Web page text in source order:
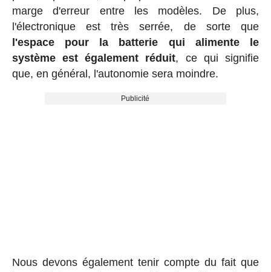
marge d'erreur entre les modèles. De plus,
l'électronique est très serrée, de sorte que
l'espace pour la batterie qui alimente le
système est également réduit, ce qui signifie
que, en général, l'autonomie sera moindre.
Publicité
Nous devons également tenir compte du fait que